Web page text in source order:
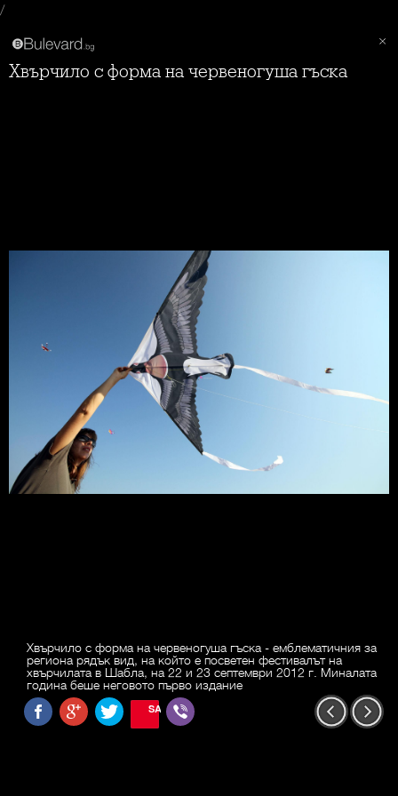
/
Хвърчило с форма на червеногуша гъска
Хвърчило с форма на червеногуша гъска - емблематичния за
региона рядък вид, на който е посветен фестивалът на
хвърчилата в Шабла, на 22 и 23 септември 2012 г. Миналата
година беше неговото първо издание
SAVE